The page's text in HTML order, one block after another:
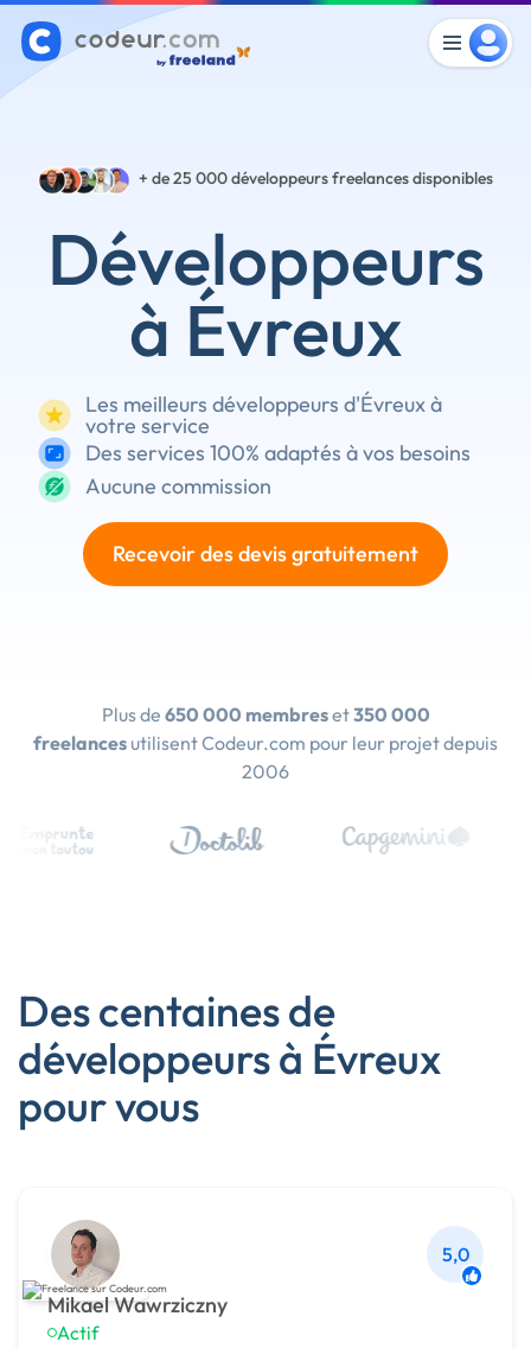
+ de 25 000développeurs freelances disponibles
Développeurs
à Évreux
Les meilleurs développeurs d'Évreux à
votre service
Des services 100% adaptés à vos besoins
Aucune commission
Recevoir des devis gratuitement
Plus de 650 000 membreset350 000
freelances utilisent Codeur.com pour leur projet depuis
2006
Des centaines de
développeurs à Évreux
pour vous
Mikael Wawrziczny
Actif
5,0